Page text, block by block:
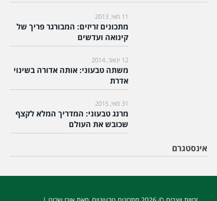
11 מאי, 2013
מתכונים זריזים: המבורגר פריך של
קינואה ועדשים
12 ינואר, 2014
משתה טבעוני: אותה אדורה בשינוי
אדרת
31 מאי, 2015
מרנג טבעוני: המדריך המלא לקצף
שכובש את העולם
אינסטגרם